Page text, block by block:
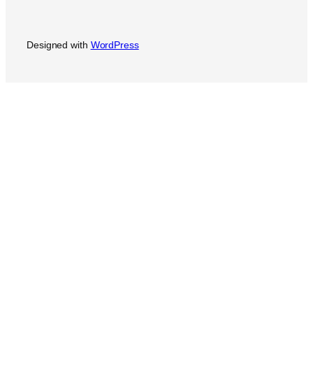
Designed with WordPress